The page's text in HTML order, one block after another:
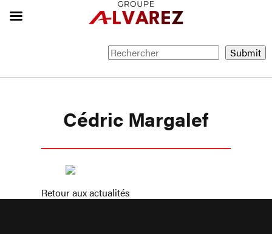
Cédric Margalef
Retour aux actualités